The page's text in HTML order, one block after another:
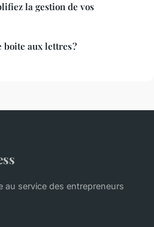
la gestion de vos
aux lettres ?
au service des entrepreneurs